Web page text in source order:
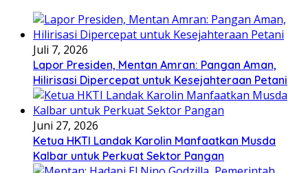
Juli 7, 2026
Lapor Presiden, Mentan Amran: Pangan Aman,
Hilirisasi Dipercepat untuk Kesejahteraan Petani
Juni 27, 2026
Ketua HKTI Landak Karolin Manfaatkan Musda
Kalbar untuk Perkuat Sektor Pangan